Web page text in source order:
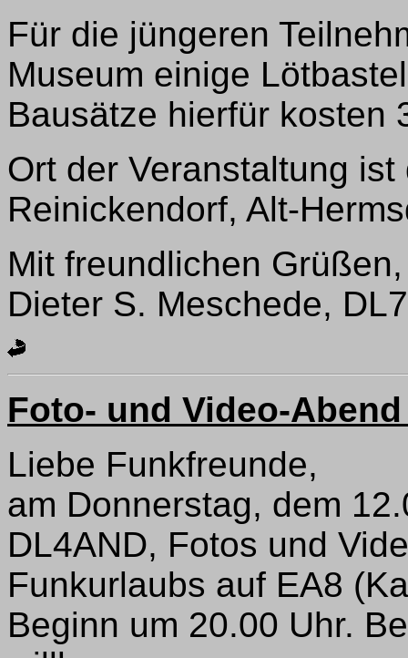
Für die jüngeren
Museum einige
Bausätze hierfür kosten
Ort der Veranstaltung
Reinickendorf, Alt-
Mit freundlichen Grüßen,
Dieter S. Meschede,
Foto- und Video-
Liebe Funkfreunde,
am Donnerstag, dem
DL4AND, Fotos und
Funkurlaubs auf EA8
Beginn um 20.00 Uhr.